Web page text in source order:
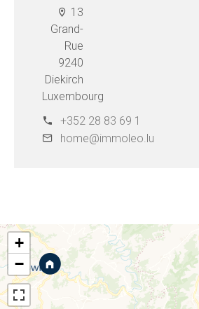
13
Grand-
Rue
9240
Diekirch
Luxembourg
+352 28 83 69 1
home@immoleo.lu
+
−